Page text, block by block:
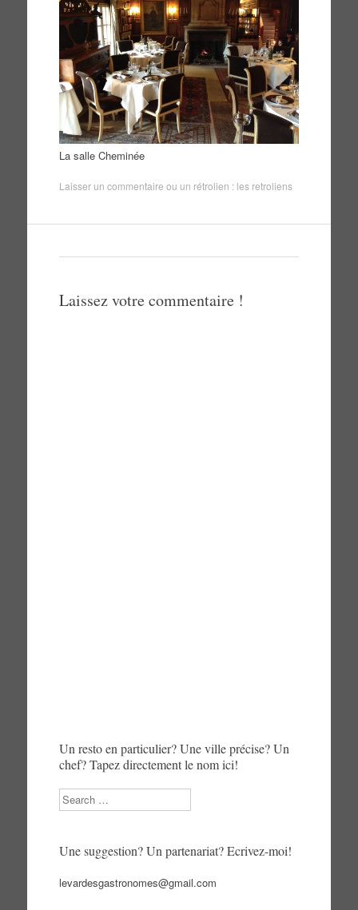
La salle Cheminée
Laisser un commentaire ou un rétrolien : les retroliens
Laissez votre commentaire !
Un resto en particulier? Une ville précise? Un
chef? Tapez directement le nom ici!
Search
Une suggestion? Un partenariat? Ecrivez-moi!
levardesgastronomes@gmail.com